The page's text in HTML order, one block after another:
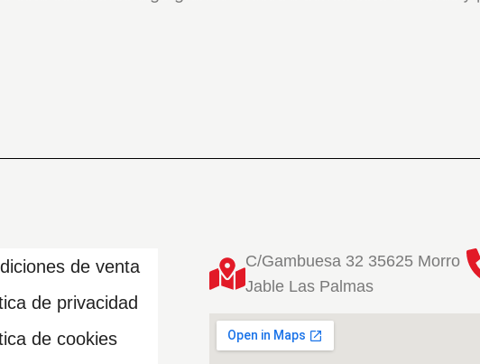
de venta
de privacidad
de cookies
C/Gambuesa 32 35625 Morro
Jable Las Palmas